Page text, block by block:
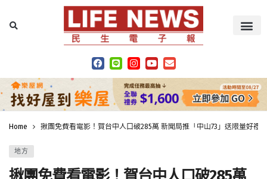
Home 揪團免費看電影！賀台中人口破285萬 新聞局推「中山73」送限量好禮
地方